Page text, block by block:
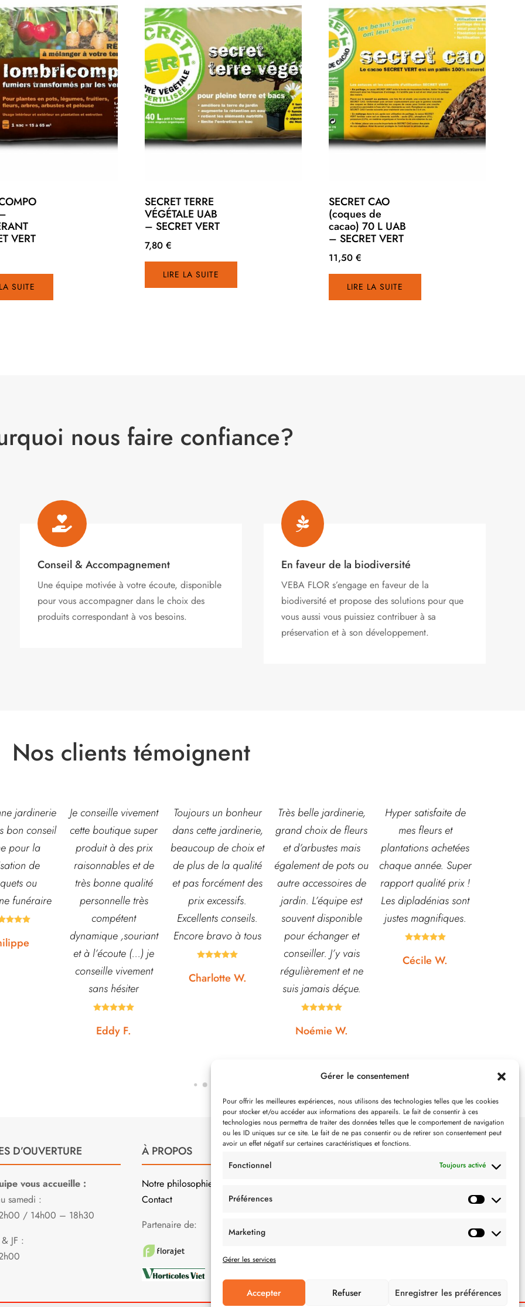
Gérer le consentement
Pour offrir les meilleures expériences, nous utilisons des technologies telles que les cookies
pour stocker et/ou accéder aux informations des appareils. Le fait de consentir à ces
technologies nous permettra de traiter des données telles que le comportement de navigation
ou les ID uniques sur ce site. Le fait de ne pas consentir ou de retirer son consentement peut
avoir un effet négatif sur certaines caractéristiques et fonctions.
Fonctionnel Toujours activé
Préférences
Marketing
Gérer les services
Accepter Refuser Enregistrer les préférences
VERT
SUITE
SECRET TERRE
VÉGÉTALE UAB
– SECRET VERT
7,80 €
LIRE LA SUITE
SECRET CAO
(coques de
cacao) 70 L UAB
– SECRET VERT
11,50 €
LIRE LA SUITE
nous faire confiance?

Conseil & Accompagnement
Une équipe motivée à votre écoute, disponible
pour vous accompagner dans le choix des
produits correspondant à vos besoins.

En faveur de la biodiversité
VEBA FLOR s’engage en faveur de la
biodiversité et propose des solutions pour que
vous aussi vous puissiez contribuer à sa
préservation et à son développement.
Nos clients témoignent
vivement
super
à des prix
et de
qualité
très
,souriant
(...) je
Toujours un bonheur
dans cette jardinerie,
beaucoup de choix et
de plus de la qualité
et pas forcément des
prix excessifs.
Excellents conseils.
Encore bravo à tous
 
Charlotte W.
Très belle jardinerie,
grand choix de fleurs
et d’arbustes mais
également de pots ou
autre accessoires de
jardin. L’équipe est
souvent disponible
pour échanger et
conseiller. J’y vais
régulièrement et ne
Hyper satisfaite de
mes fleurs et
plantations achetées
chaque année. Super
rapport qualité prix !
Les dipladénias sont
justes magnifiques.

Cécile W.
Composition
magnifique pour le
baptême et le
mariage!
Bouquet mariée,
centre de table et
Bouquet table
d'honneur.
Rapport qualité-prix,
D’OUVERTURE
vous accueille :
samedi :
/ 14h00 – 18h30
JF :
À PROPOS
Notre philosophie
Contact
Partenaire de:
SUIVEZ-NOUS